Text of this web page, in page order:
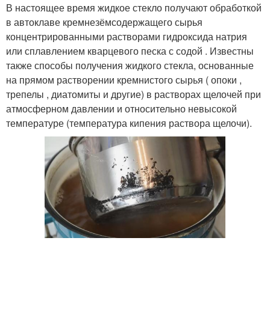
В настоящее время жидкое стекло получают обработкой
в автоклаве кремнезёмсодержащего сырья
концентрированными растворами гидроксида натрия
или сплавлением кварцевого песка с содой . Известны
также способы получения жидкого стекла, основанные
на прямом растворении кремнистого сырья ( опоки ,
трепелы , диатомиты и другие) в растворах щелочей при
атмосферном давлении и относительно невысокой
температуре (температура кипения раствора щелочи).